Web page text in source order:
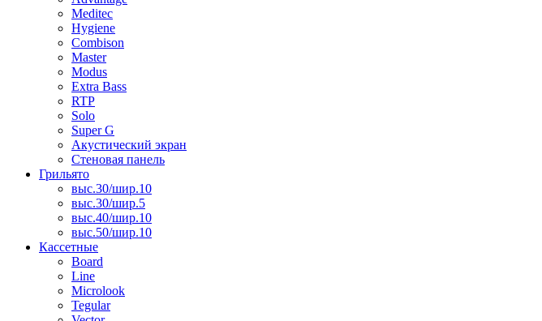
Meditec
Hygiene
Combison
Master
Modus
Extra Bass
RTP
Solo
Super G
Акустический экран
Стеновая панель
Грильято
выс.30/шир.10
выс.30/шир.5
выс.40/шир.10
выс.50/шир.10
Кассетные
Board
Line
Microlook
Tegular